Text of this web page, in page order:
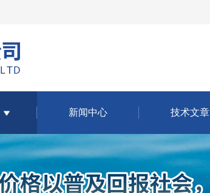
新闻中心 技术文章